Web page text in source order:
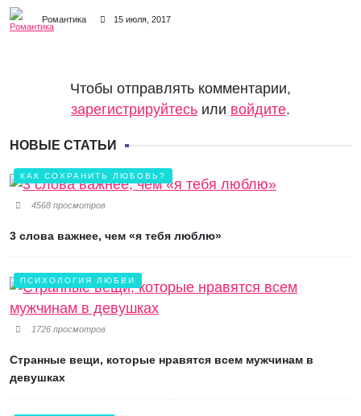
Романтика 15 июля, 2017
Чтобы отправлять комментарии,
зарегистрируйтесь или войдите.
НОВЫЕ СТАТЬИ
КАК СОХРАНИТЬ ЛЮБОВЬ?
4568 просмотров
3 слова важнее, чем «я тебя люблю»
ПСИХОЛОГИЯ ЛЮБВИ
1726 просмотров
Странные вещи, которые нравятся всем мужчинам в
девушках